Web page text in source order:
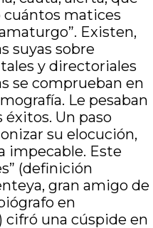
matices
Existen,
suyas sobre
y directoriales
se comprueban en
Le pesaban
éxitos. Un paso
su elocución,
impecable. Este
(definición
gran amigo de
en
cifró una cúspide en